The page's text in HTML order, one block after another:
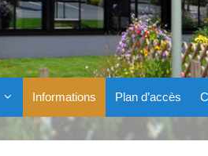
Informations Plan d’accès